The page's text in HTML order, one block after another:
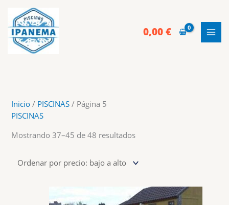
contenido
0,00€
Inicio / PISCINAS / Página 5
PISCINAS
Mostrando 37–45 de 48 resultadosOrdenado
alto